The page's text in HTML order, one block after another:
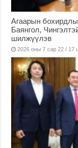
Агаарын
Баянгол,
шилжүүлэв
2026 оны 7 сар 22 / 17